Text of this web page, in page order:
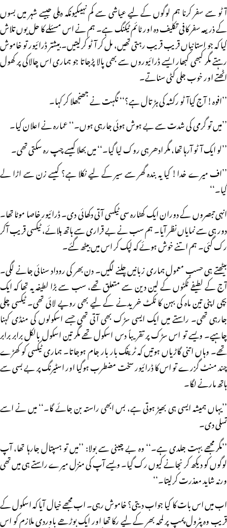
آٹو سے سفر کرنا ہم لوگوں کے لیے عیاشی سے کم نہیںکیونکہ دہلی جیسے شہر میں بسوں
کے ذریعہ سفر کافی تکلیف دہ اور ٹائم ٹیکنگ ہے۔ ہم نے اس مسئلے کا حل یوں تلاش
کیا کہ جو استانیاں قریب قریب رہتی تھیں، مل کر آٹو کرلیتیں۔ بیشتر ڈرائیور تو خاموش
رہتے مگر کبھی کبھار ایسے ڈرائیوروں سے بھی پالا پڑجاتا جو ہماری اس چالاکی پر کھول
اٹھتے اور خوب جلی کٹی سناتے۔
’’افوہ! آج کیاآٹو رکشہ کی ہڑتال ہے؟‘‘ نگہت نے جھنجھلا کر کہا۔
’’میں تو گرمی کی شدت سے بے ہوش ہوئی جارہی ہوں۔‘‘ عمارہ نے اعلان کیا۔
’’لو ایک آٹو آرہا تھا، مگر ادھر ہی روک لیا گیا۔‘‘ میں بھلا کیسے چپ رہ سکتی تھی۔
’’اف میرے خدا! کیا یہ بندہ گھر سے سیر کے لیے نکلا ہے؟ کیسے زن سے اڑا لے
گیا۔‘‘
انہی تبصروں کے دوران ایک کھٹارہ سی ٹیکسی آتی دکھائی دی۔ ڈرائیور خاصا موٹا تھا۔
دور ہی سے نمایاں نظر آیا۔ ہم سب نے بے قراری سے ہاتھ ہلائے، ٹیکسی قریب آکر
رک گئی۔ ہم اتنے خوش ہوئے کہ لپک کر اس میں بیٹھ گئے۔
بیٹھتے ہی حسبِ معمول ہماری زبانیں چلنے لگیں۔ دن بھر کی روداد سنائی جانے لگی۔
آج کے لطیفے ٹکٹوں کے لین دین سے متعلق تھے، سب سے بڑا لطیفہ یہ تھا کہ ایک
بچی اپنی تین ماہ کی بہن کا ٹکٹ خریدنے کے لیے بھی روپے لائی تھی۔ ٹیکسی چلی
جارہی تھی۔ راستے میں ایک ایسی سڑک بھی آتی تھی جسے اسکولوں کی منڈی کہنا
چاہیے۔ ویسے تو اس سڑک پر تقریباً دس اسکول تھے مگر تین اسکول بالکل برابر برابر
تھے۔ وہاں اتنی گاڑیاں ہوتیں کہ ٹریفک بار بار جام ہوجاتا۔ ہماری ٹیکسی کو کھڑے
چند منٹ گزرے تو اس کا ڈرائیور سخت مضطرب ہوگیا اور اسٹیرنگ پر بے بسی سے
ہاتھ مارنے لگا۔
’’یہاں ہمیشہ ایسی ہی بھیڑ ہوتی ہے، بس ابھی راستہ بن جائے گا۔‘‘ میں نے اسے
تسلی دی۔
’’مگر مجھے بہت جلدی ہے۔‘‘ وہ بے چینی سے بولا: ’’میں تو ہسپتال جارہا تھا، آپ
لوگوں کو دیکھ کر نجانے کیوں رک گیا۔ ویسے آپ کی منزل میرے راستے ہی میں تھی
ورنہ شاید معذرت کرلیتا۔‘‘
اب میں اس بات کا کیا جواب دیتی؟ خاموش رہی۔ اب مجھے خیال آیا کہ اسکول کے
قریب وہ پٹرول پمپ پر لمحہ بھر کے لیے رکا تھا اور ایک بوڑھے باوردی ملازم کو اس